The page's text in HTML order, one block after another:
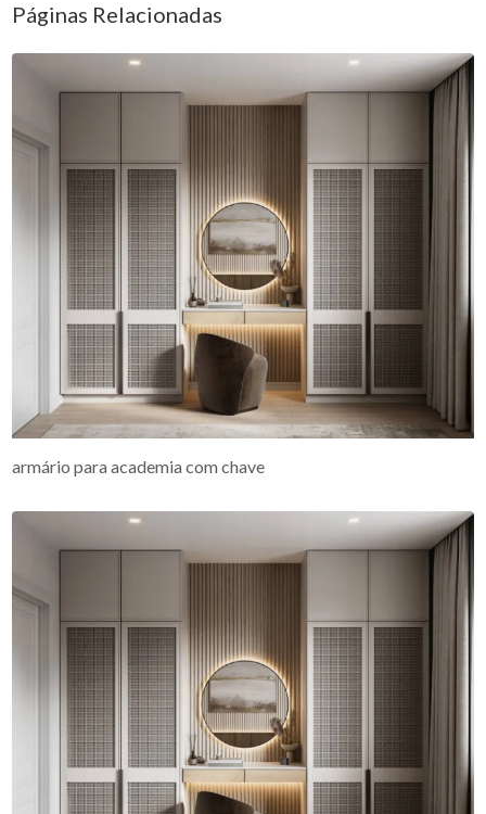
Páginas Relacionadas
armário para academia com chave